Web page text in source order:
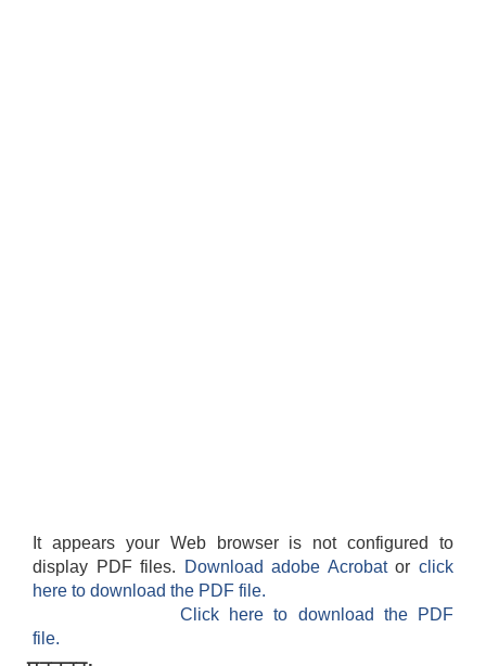
It appears your Web browser is not configured to
display PDF files.
Download adobe Acrobatorclick
here to download the PDF file.
Click here to download the PDF
file.